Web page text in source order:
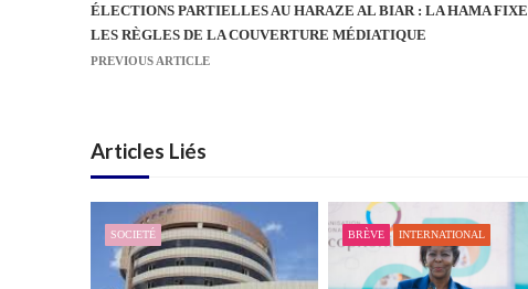
N
a
g
a
t
o
ÉLECTIONS PARTIELLES AU HARAZE AL BIAR : LA HAMA FIXE
LES RÈGLES DE LA COUVERTURE MÉDIATIQUE
PREVIOUS ARTICLE
Articles Liés
SOCIETÉ BRÈVE INTERNATIONAL